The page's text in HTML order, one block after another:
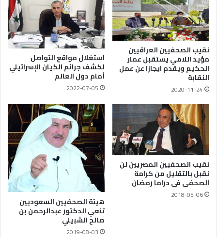
نقيب الصحفيين العراقيين
مؤيد اللامي يستقبل عمار
الحكيم ويقدم ايجازا عن عمل
النقابة
2020-11-24
استغلال مواقع التواصل
لكشف جرائم الكيان الإسرائيلي
أمام دول العالم
2022-07-05
نقيب الصحفيين المصريين لن
نقبل بالتقليل من كرامة
الصحفى فى دراما رمضان
2018-05-06
هيئة الصحفيين السعوديين
تنعي الدكتور عبدالرحمن بن
صالح الشبيلي
2019-08-03